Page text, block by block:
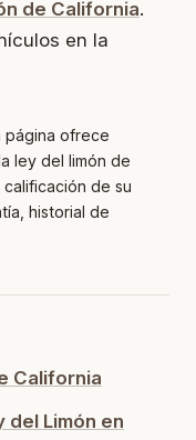
de California.
en la
página ofrece
ley del limón de
calificación de su
historial de
California
del Limón en